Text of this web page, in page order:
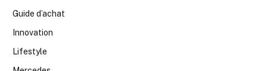
Guide d’achat
Innovation
Lifestyle